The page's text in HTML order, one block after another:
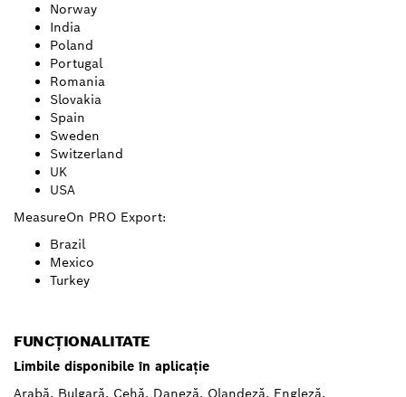
Norway
India
Poland
Portugal
Romania
Slovakia
Spain
Sweden
Switzerland
UK
USA
MeasureOn PRO Export:
Brazil
Mexico
Turkey
FUNCŢIONALITATE
Limbile disponibile în aplicaţie
Arabă, Bulgară, Cehă, Daneză, Olandeză, Engleză,